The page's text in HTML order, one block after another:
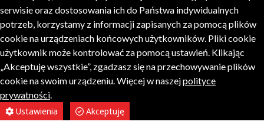
serwisie oraz dostosowania ich do Państwa indywidualnych
potrzeb, korzystamy z informacji zapisanych za pomocą plików
cookie na urządzeniach końcowych użytkowników. Pliki cookie
użytkownik może kontrolować za pomocą ustawień. Klikając
„Akceptuję wszystkie”, zgadzasz się na przechowywanie plików
cookie na swoim urządzeniu. Więcej w naszejpolityce
prywatności.
Ustawienia
Akceptuję